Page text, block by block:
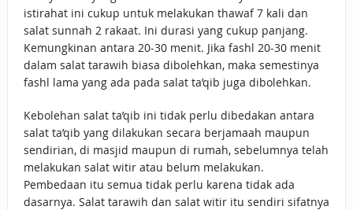
istirahat ini cukup untuk melakukan thawaf 7 kali dan
salat sunnah 2 rakaat. Ini durasi yang cukup panjang.
Kemungkinan antara 20-30 menit. Jika fashl 20-30 menit
dalam salat tarawih biasa dibolehkan, maka semestinya
fashl lama yang ada pada salat ta’qib juga dibolehkan.
Kebolehan salat ta’qib ini tidak perlu dibedakan antara
salat ta’qib yang dilakukan secara berjamaah maupun
sendirian, di masjid maupun di rumah, sebelumnya telah
melakukan salat witir atau belum melakukan.
Pembedaan itu semua tidak perlu karena tidak ada
dasarnya. Salat tarawih dan salat witir itu sendiri sifatnya